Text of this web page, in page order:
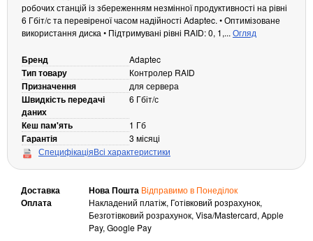
Акумулятори
Зовнішні блоки живлення
Периферійні пристрої
Монітори
Клавіатури, миші, комплекти
Відеоспостереження
IP-камери
Автоматичні вимикачі
Інвертори напруги
Акумулятори для ДБЖ
робочих станцій із збереженням незмінної продуктивності на рівні
6 Гбіт/с та перевіреної часом надійності Adaptec. • Оптимізоване
використання диска • Підтримувані рівні RAID: 0, 1,... Огляд
Бренд Adaptec
Тип товару Контролер RAID
Призначення для сервера
Швидкість передачі
даних
6 Гбіт/с
Кеш пам'ять 1 Гб
Гарантія
3 місяці
СпецифікаціяВсі характеристики
Доставка Нова Пошта Відправимо в Понеділок
Оплата
Накладений платіж, Готівковий розрахунок,
Безготівковий розрахунок, Visa/Mastercard, Apple
Pay, Google Pay